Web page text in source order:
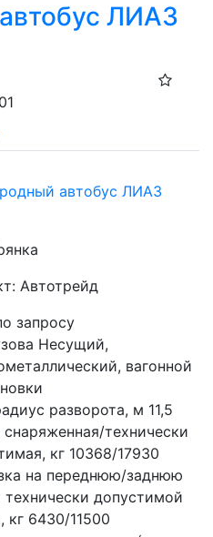
ЛИАЗ
автобус ЛИАЗ
Автотрейд
запросу
Несущий,
вагонной
разворота, м 11,5
технически
кг 10368/17930
на переднюю/заднюю
технически допустимой
кг 6430/11500